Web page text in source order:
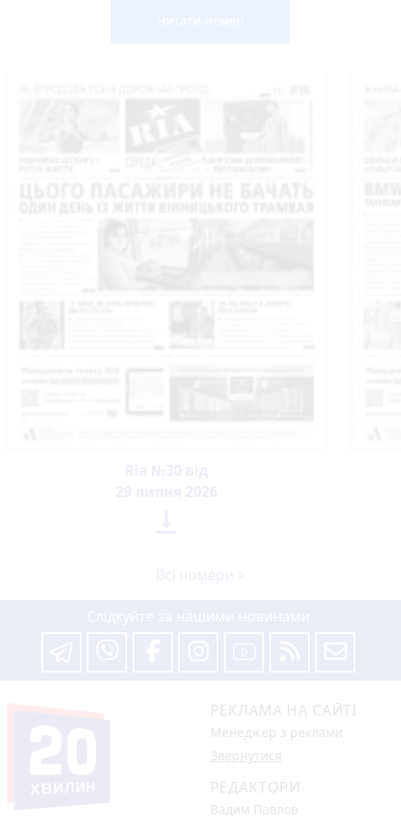
РЕКЛАМА НА САЙТІ
Менеджер з реклами
Звернутися
РЕДАКТОРИ
Вадим Павлов